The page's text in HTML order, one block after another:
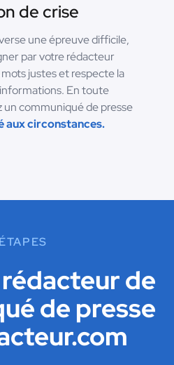
de crise
une épreuve difficile,
par votre rédacteur
justes et respecte la
En toute
un communiqué de presse
circonstances.
de
de presse